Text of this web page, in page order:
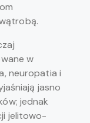
w
neuropatia i
jasno
jednak
jelitowo-